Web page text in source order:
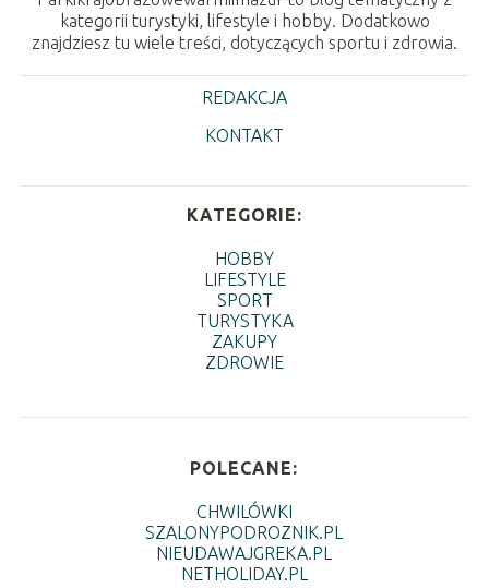
kategorii turystyki, lifestyle i hobby. Dodatkowo
znajdziesz tu wiele treści, dotyczących sportu i zdrowia.
REDAKCJA
KONTAKT
KATEGORIE:
HOBBY
LIFESTYLE
SPORT
TURYSTYKA
ZAKUPY
ZDROWIE
POLECANE:
CHWILÓWKI
SZALONYPODROZNIK.PL
NIEUDAWAJGREKA.PL
NETHOLIDAY.PL